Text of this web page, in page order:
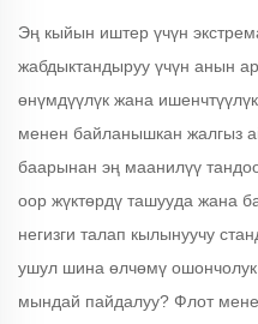
Эң кыйын иштер үчүн
жабдыктандыруу үчүн анын
өнүмдүүлүк жана
менен байланышкан жалгыз
баарынан эң маанилүү
оор жүктөрдү ташууда жана
негизги талап кылынуучу
ушул шина өлчөмү ошончолук
мындай пайдалуу? Флот